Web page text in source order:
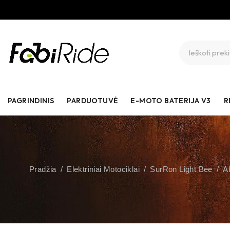
PAGRINDINIS PARDUOTUVĖ E-MOTO BATERIJA V3
Pradžia / Elektriniai Motociklai / SurRon Light Bee /